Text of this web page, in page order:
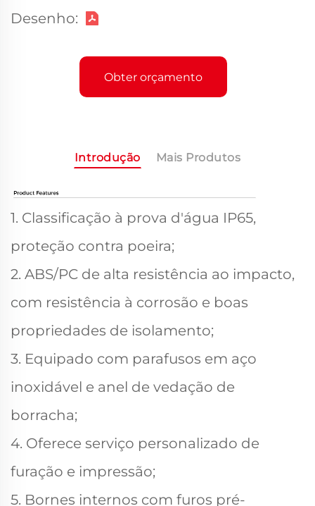
Desenho:
Obter orçamento
Introdução Mais Produtos
1. Classificação à prova d'água IP65,
proteção contra poeira;
2. ABS/PC de alta resistência ao impacto,
com resistência à corrosão e boas
propriedades de isolamento;
3. Equipado com parafusos em aço
inoxidável e anel de vedação de
borracha;
4. Oferece serviço personalizado de
furação e impressão;
5. Bornes internos com furos pré-